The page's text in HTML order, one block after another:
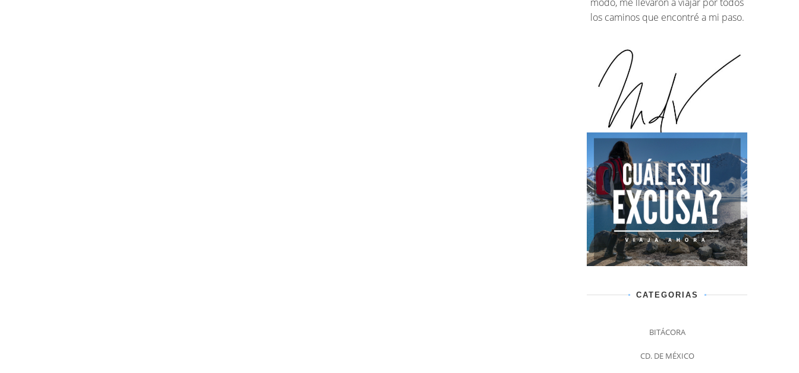
los caminos que encontré a mi paso.
CATEGORIAS
BITÁCORA
CD. DE MÉXICO